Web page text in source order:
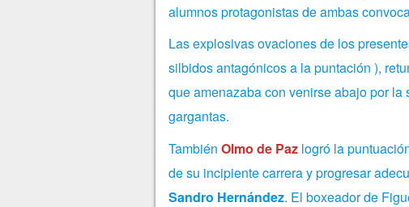
alumnos protagonistas de ambas
Las explosivas ovaciones de los
silbidos antagónicos a la puntación ),
que amenazaba con venirse abajo por
gargantas.
También Olmo de Pazlogró la
de su incipiente carrera y progresar
Sandro Hernández. El boxeador de